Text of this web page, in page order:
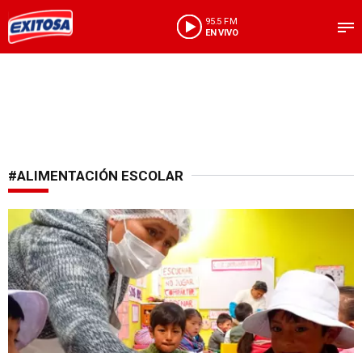
95.5 FM
EN VIVO
#ALIMENTACIÓN ESCOLAR
Focalizado en Lima y Callao